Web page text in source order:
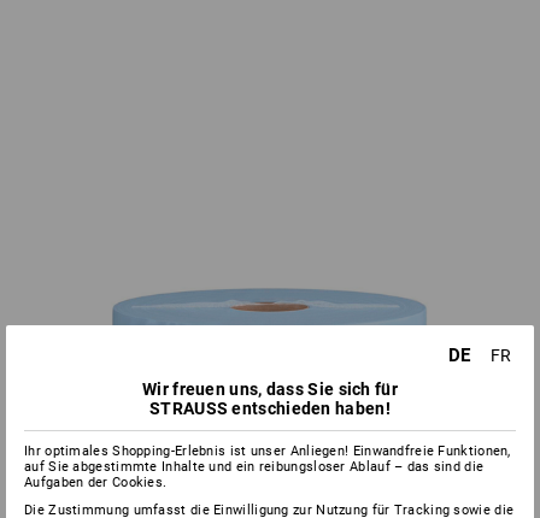
DE
FR
Wir freuen uns, dass Sie sich für
STRAUSS entschieden haben!
Ihr optimales Shopping-Erlebnis ist unser Anliegen! Einwandfreie Funktionen,
auf Sie abgestimmte Inhalte und ein reibungsloser Ablauf – das sind die
Aufgaben der Cookies.
Die Zustimmung umfasst die Einwilligung zur Nutzung für Tracking sowie die